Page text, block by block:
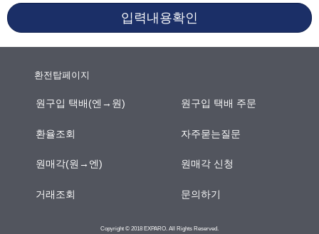
입력내용확인
환전탑페이지
원구입 택배(엔→원) 원구입 택배 주문
환율조회 자주묻는질문
원매각(원→엔) 원매각 신청
거래조회 문의하기
Copyright © 2018 EXPARO. All Rights Reserved.